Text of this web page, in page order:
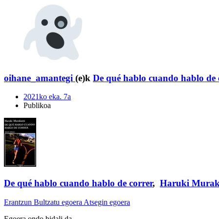
oihane_amantegi (e)k De qué hablo cuando hablo de
2021ko eka. 7a
Publikoa
De qué hablo cuando hablo de correr, Haruki
Erantzun Bultzatu egoera Atsegin egoera